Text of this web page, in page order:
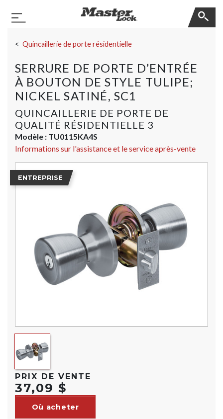
Basculer la navigation
Quincaillerie de porte résidentielle
SERRURE DE PORTE D’ENTRÉE
À BOUTON DE STYLE TULIPE;
NICKEL SATINÉ, SC1
QUINCAILLERIE DE PORTE DE
QUALITÉ RÉSIDENTIELLE 3
Modèle : TU0115KA4S
Informations sur l'assistance et le service après-vente
ENTREPRISE
PRIX DE VENTE
37,09 $
Où acheter